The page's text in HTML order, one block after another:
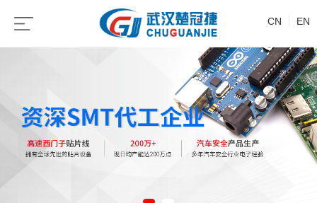
CN EN